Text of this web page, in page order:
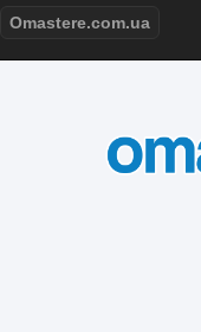
Omastere.com.ua